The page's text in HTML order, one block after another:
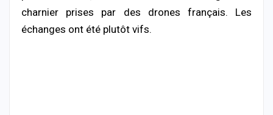
charnier prises par des drones français. Les
échanges ont été plutôt vifs.